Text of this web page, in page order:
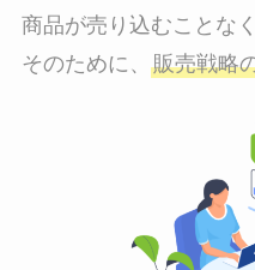
商品が売り込むことな
そのために、 販売戦略